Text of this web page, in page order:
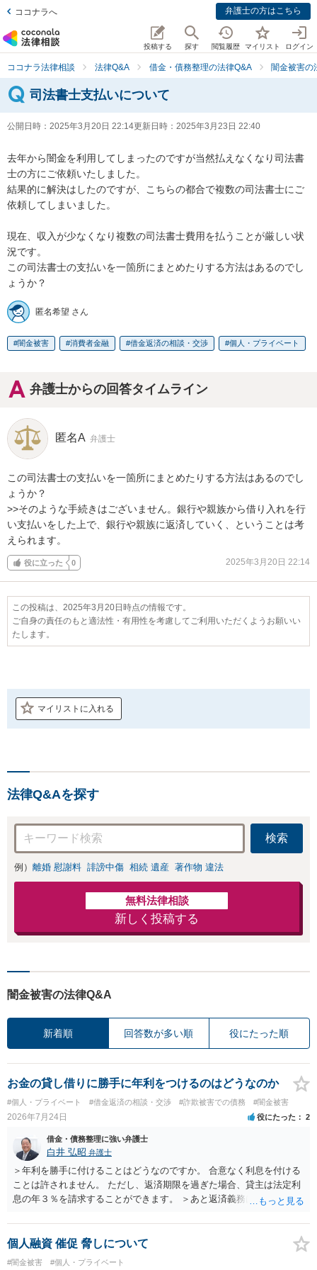
ココナラへ 弁護士の方はこちら
投稿する 探す 閲覧履歴 マイリスト ログイン
ココナラ法律相談 法律Q&A 借金・債務整理の法律Q&A 闇金被害の
司法書士支払いについて
公開日時： 2025年3月20日 22:14更新日時： 2025年3月23日 22:40
去年から闇金を利用してしまったのですが当然払えなくなり司法書
士の方にご依頼いたしました。
結果的に解決はしたのですが、こちらの都合で複数の司法書士にご
依頼してしまいました。
現在、収入が少なくなり複数の司法書士費用を払うことが厳しい状
況です。
この司法書士の支払いを一箇所にまとめたりする方法はあるのでし
ょうか？
匿名希望 さん
闇金被害 消費者金融 借金返済の相談・交渉 個人・プライベート
弁護士からの回答タイムライン
匿名A 弁護士
この司法書士の支払いを一箇所にまとめたりする方法はあるのでし
ょうか？
>>そのような手続きはございません。銀行や親族から借り入れを行
い支払いをした上で、銀行や親族に返済していく、ということは考
えられます。
役に立った 0 2025年3月20日 22:14
この投稿は、2025年3月20日時点の情報です。
ご自身の責任のもと適法性・有用性を考慮してご利用いただくようお願いい
たします。
マイリストに入れる
法律Q&Aを探す
検索
例） 離婚 慰謝料 誹謗中傷 相続 遺産 著作物 違法
無料法律相談
新しく投稿する
闇金被害の法律Q&A
新着順 回答数が多い順 役にたった順
お金の貸し借りに勝手に年利をつけるのはどうなのか
#個人・プライベート #借金返済の相談・交渉 #詐欺被害での債務 #闇金被害
2026年7月24日 役にたった 2
借金・債務整理に強い弁護士
白井 弘昭 弁護士
＞年利を勝手に付けることはどうなのですか。 合意なく利息を付ける
ことは許されません。 ただし、返済期限を過ぎた場合、貸主は法定利
息の年３％を請求することができます。 ＞あと返済義務はありますか
りたお金は返さなければいけませんし、勝手につけた利息は返済不要
です。 以上、ご参考まで。
個人融資 催促 脅しについて
#闇金被害 #個人・プライベート